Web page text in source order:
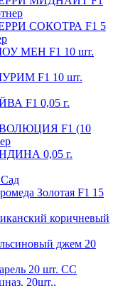
СОКОТРА F1 5
МЕН F1 10 шт.
F1 10 шт.
F1 0,05 г.
F1 (10
0,05 г.
Золотая F1 15
коричневый
джем 20
20 шт. СС
20шт.,